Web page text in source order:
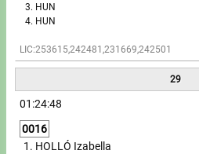
HUN
HUN
LIC:253615,242481,231669,242501
29
01:24:48
0016
HOLLÓ Izabella